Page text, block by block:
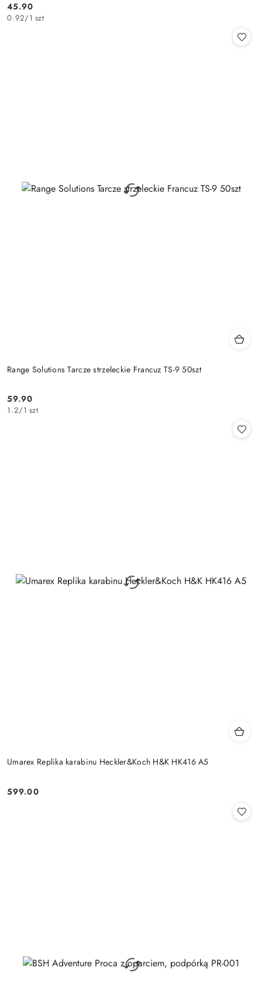
Cena:
45.90
0.92/1 szt
Range Solutions Tarcze strzeleckie Francuz TS-9 50szt
Cena:
59.90
1.2/1 szt
Umarex Replika karabinu Heckler&Koch H&K HK416 A5
Cena:
599.00